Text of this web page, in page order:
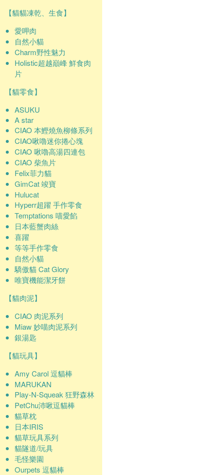
【貓貓凍乾、生食】
愛呷肉
自然小貓
Charm野性魅力
Holistic超越巔峰 鮮食肉
片
【貓零食】
ASUKU
A star
CIAO 本鰹燒魚柳條系列
CIAO啾嚕迷你捲心塊
CIAO 啾嚕高湯四連包
CIAO 柴魚片
Felix菲力貓
GimCat 竣寶
Hulucat
Hyperr超躍 手作零食
Temptations 喵愛餡
日本藍蟹肉絲
喜躍
等等手作零食
自然小貓
驕傲貓 Cat Glory
唯寶機能潔牙餅
【貓肉泥】
CIAO 肉泥系列
Miaw 妙喵肉泥系列
銀湯匙
【貓玩具】
Amy Carol 逗貓棒
MARUKAN
Play-N-Squeak 狂野森林
PetChu沛啾逗貓棒
貓草枕
日本IRIS
貓草玩具系列
貓隧道/玩具
毛怪樂園
Ourpets 逗貓棒